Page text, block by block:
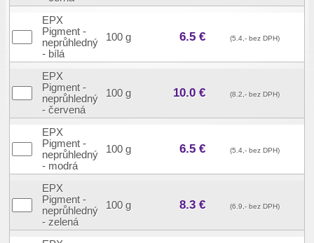
EPX
Pigment -
neprůhledný
- bílá
100 g 6.5 € (5.4,- bez DPH)
EPX
Pigment -
neprůhledný
- červená
100 g 10.0 € (8.2,- bez DPH)
EPX
Pigment -
neprůhledný
- modrá
100 g 6.5 € (5.4,- bez DPH)
EPX
Pigment -
neprůhledný
- zelená
100 g 8.3 € (6.9,- bez DPH)